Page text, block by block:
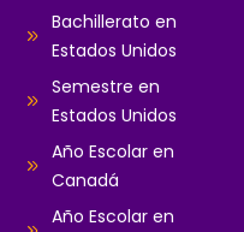
Bachillerato en
Estados Unidos
Semestre en
Estados Unidos
Año Escolar en
Canadá
Año Escolar en